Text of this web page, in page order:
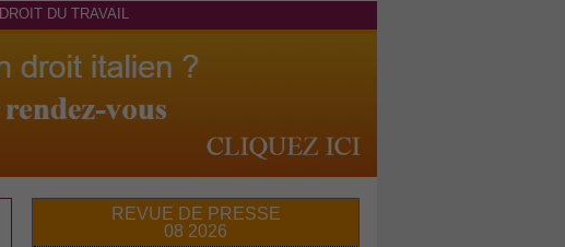
DROIT DU TRAVAIL
REVUE DE PRESSE
08 2026